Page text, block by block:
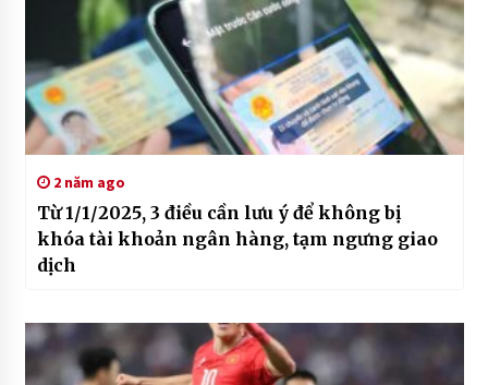
2 năm ago
Từ 1/1/2025, 3 điều cần lưu ý để không bị
khóa tài khoản ngân hàng, tạm ngưng giao
dịch